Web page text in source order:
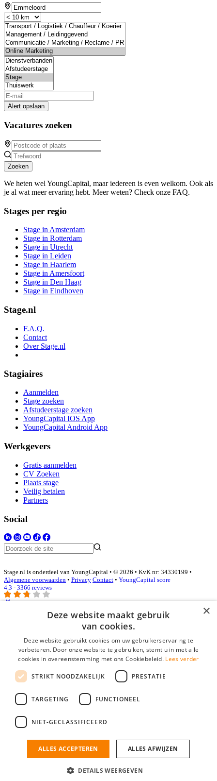
Alert opslaan
Vacatures zoeken
Zoeken
We heten wel YoungCapital, maar iedereen is even welkom. Ook als
je al wat meer ervaring hebt. Meer weten? Check onze FAQ.
Stages per regio
Stage in Amsterdam
Stage in Rotterdam
Stage in Utrecht
Stage in Leiden
Stage in Haarlem
Stage in Amersfoort
Stage in Den Haag
Stage in Eindhoven
Stage.nl
F.A.Q.
Contact
Over Stage.nl
Stagiaires
Aanmelden
Stage zoeken
Afstudeerstage zoeken
YoungCapital IOS App
YoungCapital Android App
Werkgevers
Gratis aanmelden
CV Zoeken
Plaats stage
Veilig betalen
Partners
Social
Stage.nl is onderdeel van YoungCapital • © 2026 • KvK nr: 34330199 •
Algemene voorwaarden • Privacy Contact • YoungCapital score
4.3 - 3366 reviews
Inloggen als bedrijf
E-mail*
Wachtwoord
login gegevens onthouden
login
Bedrijf aanmelden
nieuwe collega/werknemer zo gevonden!
×
Deze website maakt gebruik
van cookies.
Deze website gebruikt cookies om uw gebruikerservaring te
verbeteren. Door onze website te gebruiken, stemt u in met alle
cookies in overeenstemming met ons Cookiebeleid. Lees verder
STRIKT NOODZAKELIJK PRESTATIE
TARGETING FUNCTIONEEL
NIET-GECLASSIFICEERD
ALLES ACCEPTEREN ALLES AFWIJZEN
DETAILS WEERGEVEN